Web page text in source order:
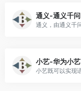
通义-通义千问
小艺-华为小艺